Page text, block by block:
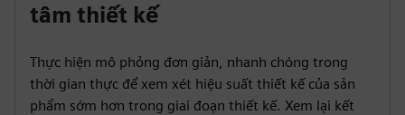
tâm thiết kế
Thực hiện mô phỏng đơn giản, nhanh chóng trong
thời gian thực để xem xét hiệu suất thiết kế của sản
phẩm sớm hơn trong giai đoạn thiết kế. Xem lại kết